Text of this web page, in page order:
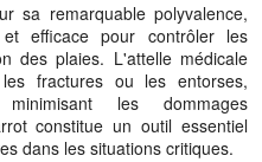
sa remarquable polyvalence,
efficace pour contrôler les
des plaies. L'attelle médicale
fractures ou les entorses,
les dommages
constitue un outil essentiel
dans les situations critiques.